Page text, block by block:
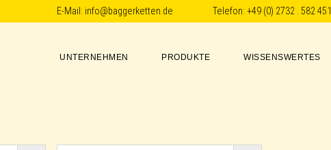
E-Mail: info@baggerketten.de Telefon: +49 (0) 2732 . 582 451
UNTERNEHMEN PRODUKTE WISSENSWERTES